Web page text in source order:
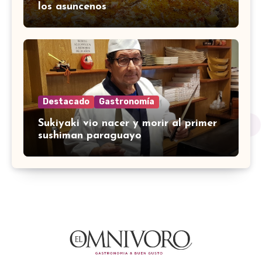
los asuncenos
Destacado Gastronomía
Sukiyaki vio nacer y morir al primer
sushiman paraguayo